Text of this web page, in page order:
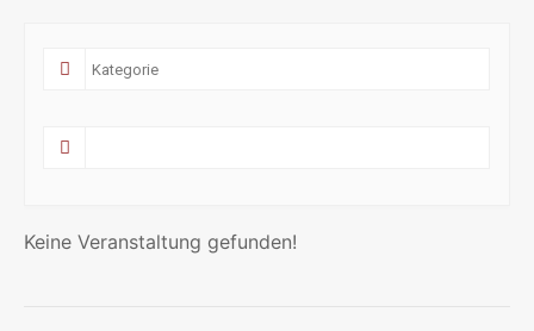
Keine Veranstaltung gefunden!